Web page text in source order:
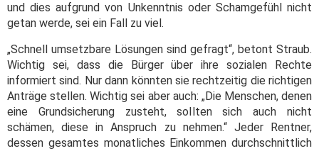
und dies aufgrund von Unkenntnis oder Schamgefühl nicht
getan werde, sei ein Fall zu viel.
„Schnell umsetzbare Lösungen sind gefragt“, betont Straub.
Wichtig sei, dass die Bürger über ihre sozialen Rechte
informiert sind. Nur dann könnten sie rechtzeitig die richtigen
Anträge stellen. Wichtig sei aber auch: „Die Menschen, denen
eine Grundsicherung zusteht, sollten sich auch nicht
schämen, diese in Anspruch zu nehmen.“ Jeder Rentner,
dessen gesamtes monatliches Einkommen durchschnittlich